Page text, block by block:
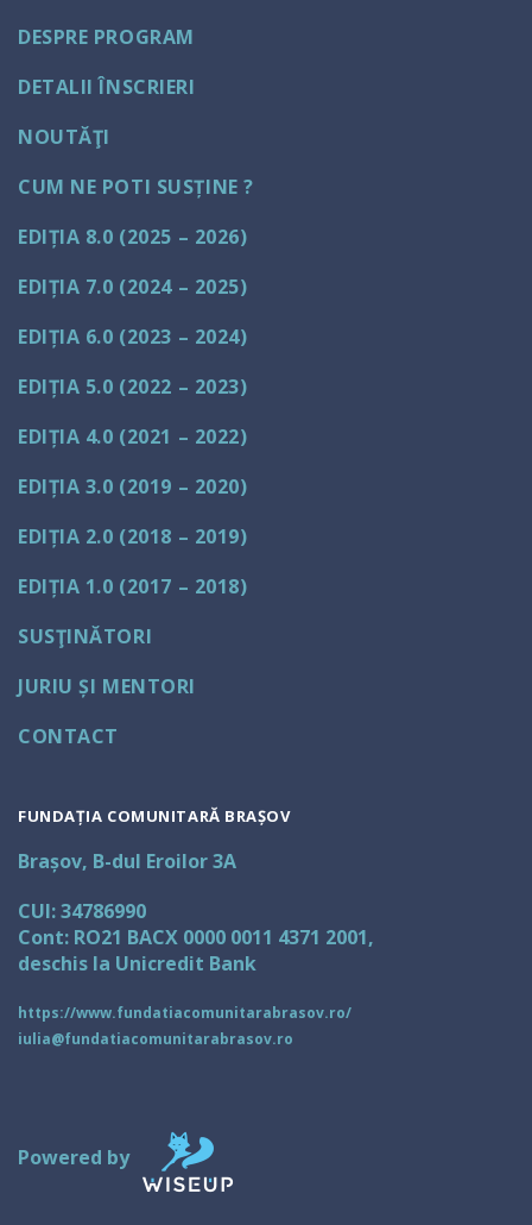
DESPRE PROGRAM
DETALII ÎNSCRIERI
NOUTĂŢI
CUM NE POTI SUSȚINE ?
EDIȚIA 8.0 (2025 – 2026)
EDIȚIA 7.0 (2024 – 2025)
EDIȚIA 6.0 (2023 – 2024)
EDIȚIA 5.0 (2022 – 2023)
EDIȚIA 4.0 (2021 – 2022)
EDIȚIA 3.0 (2019 – 2020)
EDIȚIA 2.0 (2018 – 2019)
EDIȚIA 1.0 (2017 – 2018)
SUSŢINĂTORI
JURIU ȘI MENTORI
CONTACT
FUNDAȚIA COMUNITARĂ BRAȘOV
Brașov, B-dul Eroilor 3A
CUI: 34786990
Cont: RO21 BACX 0000 0011 4371 2001,
deschis la Unicredit Bank
https://www.fundatiacomunitarabrasov.ro/
iulia@fundatiacomunitarabrasov.ro
Powered by